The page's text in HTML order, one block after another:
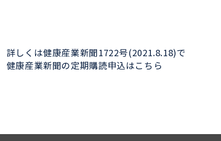
詳しくは健康産業新聞1722号(2021.8.18)で
健康産業新聞の定期購読申込はこちら